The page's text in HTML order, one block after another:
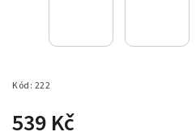
Kód: 222
539 Kč